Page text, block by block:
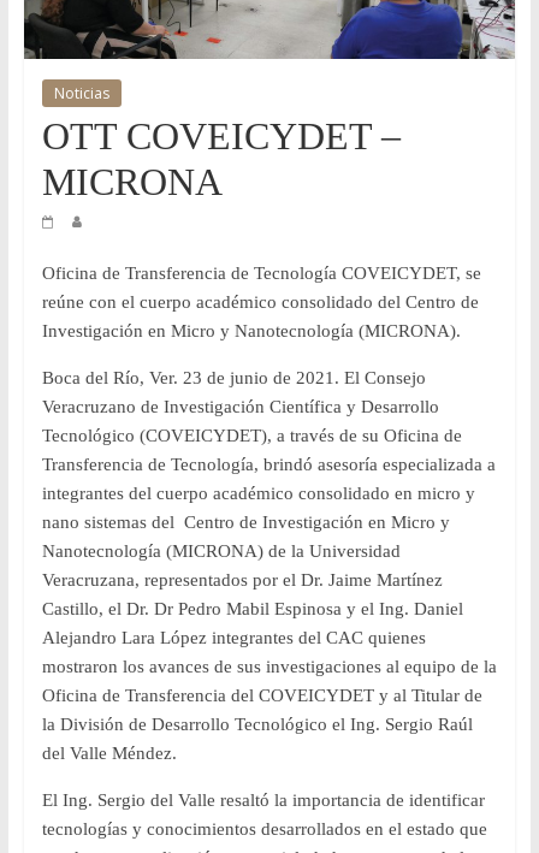
y
Desarrollo
Tecnológico
COVEICYDET
Noticias
OTT COVEICYDET –
MICRONA
Oficina de Transferencia de Tecnología COVEICYDET, se
reúne con el cuerpo académico consolidado del Centro de
Investigación en Micro y Nanotecnología (MICRONA).
Boca del Río, Ver. 23 de junio de 2021. El Consejo
Veracruzano de Investigación Científica y Desarrollo
Tecnológico (COVEICYDET), a través de su Oficina de
Transferencia de Tecnología, brindó asesoría especializada a
integrantes del cuerpo académico consolidado en micro y
nano sistemas del Centro de Investigación en Micro y
Nanotecnología (MICRONA) de la Universidad
Veracruzana, representados por el Dr. Jaime Martínez
Castillo, el Dr. Dr Pedro Mabil Espinosa y el Ing. Daniel
Alejandro Lara López integrantes del CAC quienes
mostraron los avances de sus investigaciones al equipo de la
Oficina de Transferencia del COVEICYDET y al Titular de
la División de Desarrollo Tecnológico el Ing. Sergio Raúl
del Valle Méndez.
El Ing. Sergio del Valle resaltó la importancia de identificar
tecnologías y conocimientos desarrollados en el estado que